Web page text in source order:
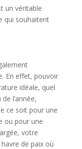
un véritable
qui souhaitent
En effet, pouvoir
idéale, quel
l’année,
ce soit pour une
ou pour une
votre
de paix où